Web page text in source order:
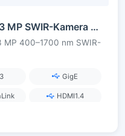
400–1700 nm IMX991 0,33 MP SWIR-Kamera der InGaAs-Serie
MP 400–1700 nm SWIR-
GigE
HDMI1.4